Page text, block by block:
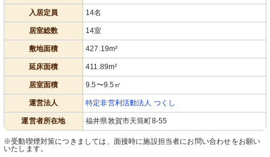
入居定員 14名
居室総数 14室
敷地面積 427.19m²
延床面積 411.89m²
居室面積 9.5〜9.5㎡
運営法人 特定非営利活動法人 つくし
運営者所在地 福井県敦賀市天筒町8-55
※受動喫煙対策につきましては、面接時に施設担当者にお問い合わせをお願い
いたします。